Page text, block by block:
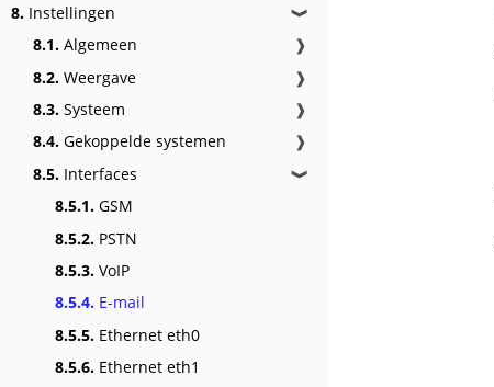
8. Instellingen ❱
8.1. Algemeen
❱
8.2. Weergave
❱
8.3. Systeem
❱
8.4. Gekoppelde systemen
❱
8.5. Interfaces ❱
8.5.1. GSM
8.5.2. PSTN
8.5.3. VoIP
8.5.4. E-mail
8.5.5. Ethernet eth0
8.5.6. Ethernet eth1